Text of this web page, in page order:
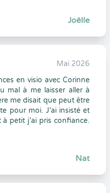
Joëlle
Mai 2026
en visio avec Corinne
mal à me laisser aller à
me disait que peut être
pour moi. J'ai insisté et
petit j'ai pris confiance.
Nat